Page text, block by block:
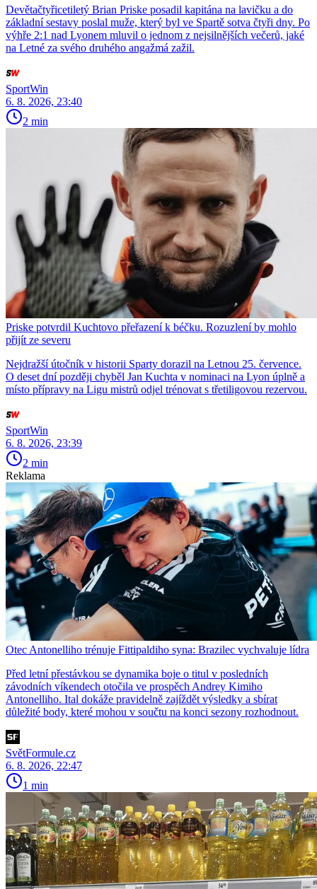
Devětačtyřicetiletý Brian Priske posadil kapitána na lavičku a do
základní sestavy poslal muže, který byl ve Spartě sotva čtyři dny. Po
výhře 2:1 nad Lyonem mluvil o jednom z nejsilnějších večerů, jaké
na Letné za svého druhého angažmá zažil.
SportWin
6. 8. 2026, 23:40
2 min
Priske potvrdil Kuchtovo přeřazení k béčku. Rozuzlení by mohlo
přijít ze severu
Nejdražší útočník v historii Sparty dorazil na Letnou 25. července.
O deset dní později chyběl Jan Kuchta v nominaci na Lyon úplně a
místo přípravy na Ligu mistrů odjel trénovat s třetiligovou rezervou.
SportWin
6. 8. 2026, 23:39
2 min
Reklama
Otec Antonelliho trénuje Fittipaldiho syna: Brazilec vychvaluje lídra
Před letní přestávkou se dynamika boje o titul v posledních
závodních víkendech otočila ve prospěch Andrey Kimiho
Antonelliho. Ital dokáže pravidelně zajíždět výsledky a sbírat
důležité body, které mohou v součtu na konci sezony rozhodnout.
SvětFormule.cz
6. 8. 2026, 22:47
1 min